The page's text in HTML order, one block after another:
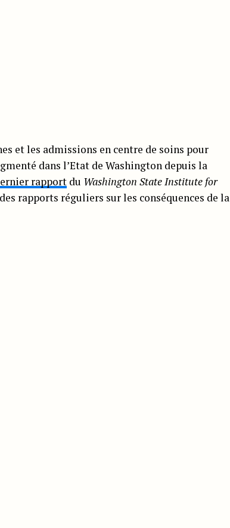
et les admissions en centre de soins pour
dans l’Etat de Washington depuis la
rapport du Washington State Institute for
rapports réguliers sur les conséquences de la